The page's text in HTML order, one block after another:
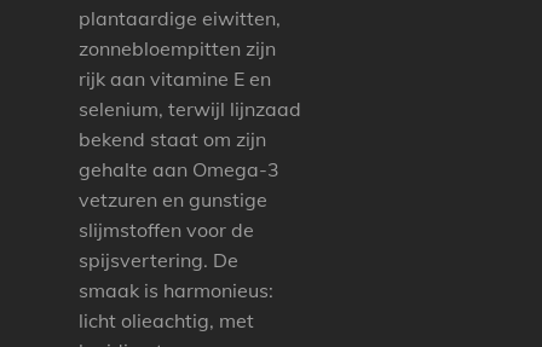
plantaardige eiwitten,
zonnebloempitten zijn
rijk aan vitamine E en
selenium, terwijl lijnzaad
bekend staat om zijn
gehalte aan Omega-3
vetzuren en gunstige
slijmstoffen voor de
spijsvertering. De
smaak is harmonieus:
licht olieachtig, met